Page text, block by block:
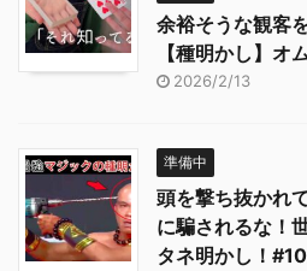
余裕そうな観客
【種明かし】オ
2026/2/13
準備中
頭を撃ち抜かれ
に騙されるな！
タネ明かし！